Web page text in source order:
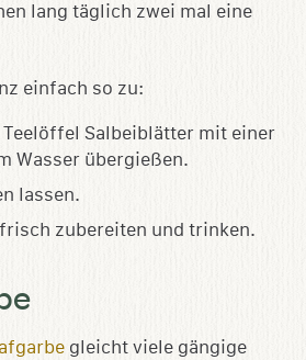
lang täglich zwei mal eine
einfach so zu:
Teelöffel Salbeiblätter mit einer
Wasser übergießen.
lassen.
zubereiten und trinken.
gleicht viele gängige